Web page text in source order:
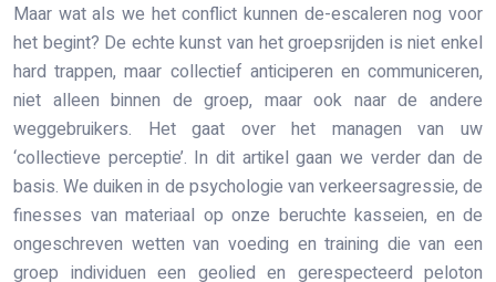
Maar wat als we het conflict kunnen de-escaleren nog voor
het begint? De echte kunst van het groepsrijden is niet enkel
hard trappen, maar collectief anticiperen en communiceren,
niet alleen binnen de groep, maar ook naar de andere
weggebruikers. Het gaat over het managen van uw
‘collectieve perceptie’. In dit artikel gaan we verder dan de
basis. We duiken in de psychologie van verkeersagressie, de
finesses van materiaal op onze beruchte kasseien, en de
ongeschreven wetten van voeding en training die van een
groep individuen een geolied en gerespecteerd peloton